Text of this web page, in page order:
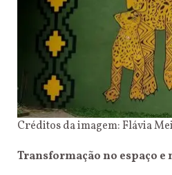
Créditos da imagem: Flávia
Transformação no espaço e